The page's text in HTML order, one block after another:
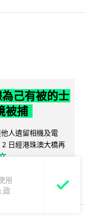
用
政
己有被的士
被捕
人遺留相機及電
日經港珠澳大橋再